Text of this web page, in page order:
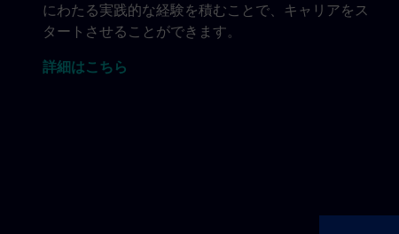
にわたる実践的な経験を積むことで、キャリアをス
タートさせることができます。
詳細はこちら